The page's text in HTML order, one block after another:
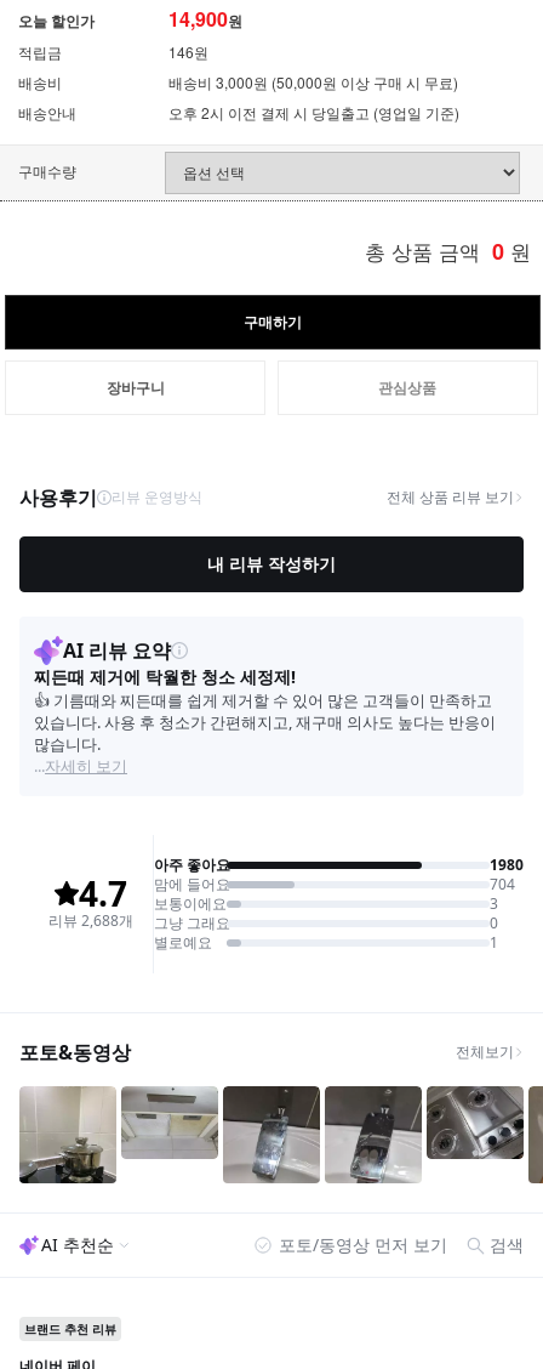
오늘 할인가 14,900원
적립금
146원
배송비
배송비 3,000원 (50,000원 이상 구매 시 무료)
배송안내
오후 2시 이전 결제 시 당일출고 (영업일 기준)
구매수량
총 상품 금액 0 원
구매하기
장바구니 관심상품